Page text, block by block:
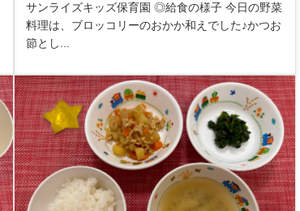
サンライズキッズ保育園 ◎給食の様子 今日の野菜
料理は、ブロッコリーのおかか和えでした♪かつお
節とし...